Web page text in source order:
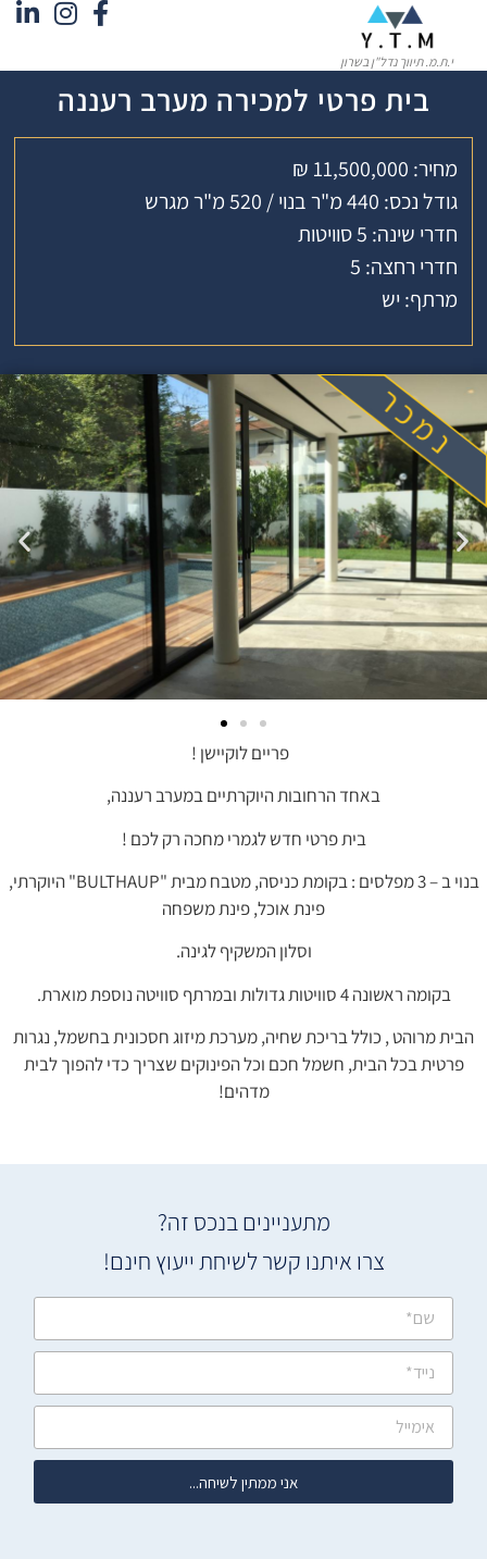
י.ת.מ. תיווך נדל"ן בשרון
בית פרטי למכירה מערב רעננה
מחיר: 11,500,000 ₪
גודל נכס: 440 מ"ר בנוי / 520 מ"ר מגרש
חדרי שינה: 5 סוויטות
חדרי רחצה: 5
מרתף: יש
פריים לוקיישן !
באחד הרחובות היוקרתיים במערב רעננה,
בית פרטי חדש לגמרי מחכה רק לכם !
בנוי ב – 3 מפלסים : בקומת כניסה, מטבח מבית "BULTHAUP" היוקרתי,
פינת אוכל, פינת משפחה
וסלון המשקיף לגינה.
בקומה ראשונה 4 סוויטות גדולות ובמרתף סוויטה נוספת מוארת.
הבית מרוהט , כולל בריכת שחיה, מערכת מיזוג חסכונית בחשמל, נגרות
פרטית בכל הבית, חשמל חכם וכל הפינוקים שצריך כדי להפוך לבית
מדהים!
מתעניינים בנכס זה?
צרו איתנו קשר לשיחת ייעוץ חינם!
אני ממתין לשיחה...